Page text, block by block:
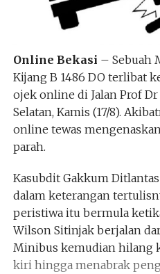
Online Bekasi – Sebuah
Kijang B 1486 DO terlibat
ojek online di Jalan Prof Dr
Selatan, Kamis (17/8).
online tewas
parah.
Kasubdit Gakkum
dalam keterangan
peristiwa itu bermula
Wilson Sitinjak berjalan
Minibus kemudian hilang
kiri hingga menabrak